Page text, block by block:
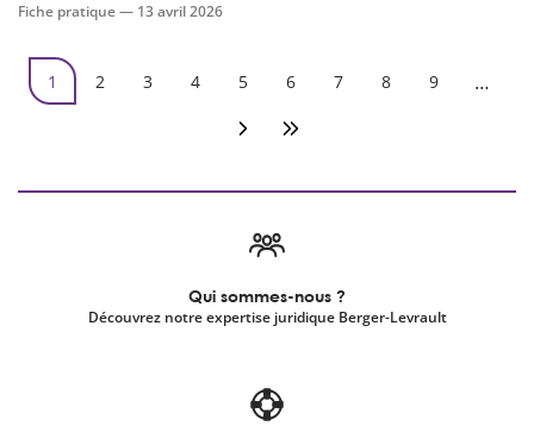
Fiche pratique — 13 avril 2026
Pagination
Page courante
1 Page
2 Page
3 Page
4 Page
5 Page
6 Page
7 Page
8 Page
9 …
Page suivanteDernière page
Qui sommes-nous ?
Découvrez notre expertise juridique Berger-Levrault